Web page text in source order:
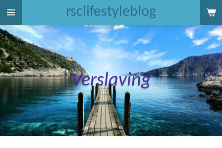
Ga
direct
naar
de
hoofdinhoud
rsclifestyleblog
Verslaving